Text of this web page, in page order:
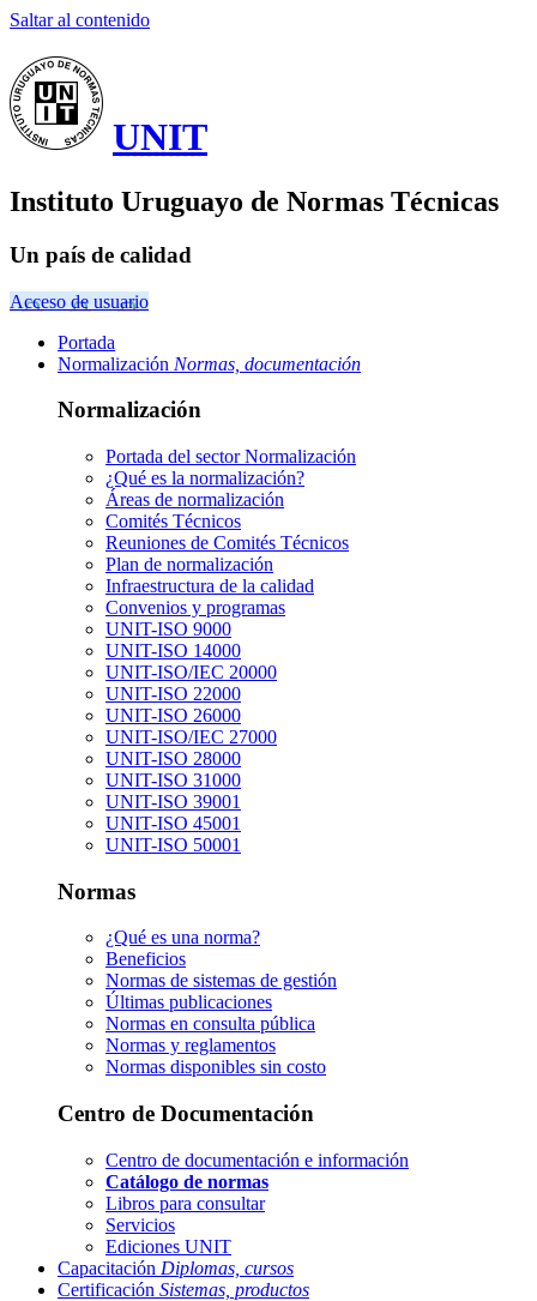
Saltar al contenido
UNIT
Instituto Uruguayo de Normas Técnicas
Un país de calidad
Acceso de usuario
Portada
Normalización Normas, documentación
Normalización
Portada del sectorNormalización
¿Qué es la normalización?
Áreas de normalización
Comités Técnicos
Reuniones de Comités Técnicos
Plan de normalización
Infraestructura de la calidad
Convenios y programas
UNIT-ISO 9000
UNIT-ISO 14000
UNIT-ISO/IEC 20000
UNIT-ISO 22000
UNIT-ISO 26000
UNIT-ISO/IEC 27000
UNIT-ISO 28000
UNIT-ISO 31000
UNIT-ISO 39001
UNIT-ISO 45001
UNIT-ISO 50001
Normas
¿Qué es una norma?
Beneficios
Normas de sistemas de gestión
Últimas publicaciones
Normas en consulta pública
Normas y reglamentos
Normas disponibles sin costo
Centro de Documentación
Centro de documentación e información
Catálogo de normas
Libros para consultar
Servicios
Ediciones UNIT
Capacitación Diplomas, cursos
Certificación Sistemas, productos